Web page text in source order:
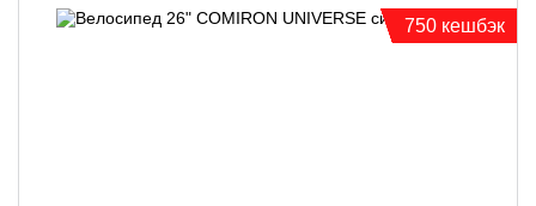
750 кешбэк